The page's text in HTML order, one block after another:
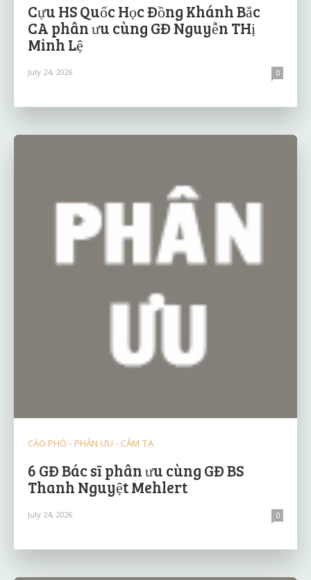
Cựu HS Quốc Học Đồng Khánh Bắc
CA phân ưu cùng GĐ Nguyễn THị
Minh Lệ
July 24, 2026 0
CÁO PHÓ - PHÂN ƯU - CẢM TẠ
6 GĐ Bác sĩ phân ưu cùng GĐ BS
Thanh Nguyệt Mehlert
July 24, 2026 0